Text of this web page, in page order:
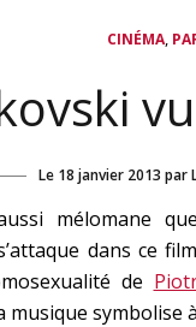
CINÉMA,
Le 18 janvier 2013 par
mélomane que
dans ce film
de
musique symbolise